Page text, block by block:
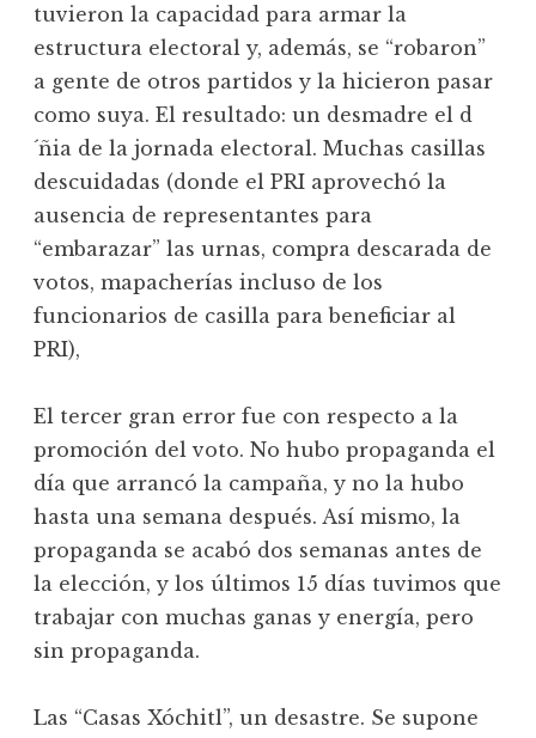
tuvieron la capacidad para armar la
estructura electoral y, además, se “robaron”
a gente de otros partidos y la hicieron pasar
como suya. El resultado: un desmadre el d
´ñia de la jornada electoral. Muchas casillas
descuidadas (donde el PRI aprovechó la
ausencia de representantes para
“embarazar” las urnas, compra descarada de
votos, mapacherías incluso de los
funcionarios de casilla para beneficiar al
PRI),
El tercer gran error fue con respecto a la
promoción del voto. No hubo propaganda el
día que arrancó la campaña, y no la hubo
hasta una semana después. Así mismo, la
propaganda se acabó dos semanas antes de
la elección, y los últimos 15 días tuvimos que
trabajar con muchas ganas y energía, pero
sin propaganda.
Las “Casas Xóchitl”, un desastre. Se supone